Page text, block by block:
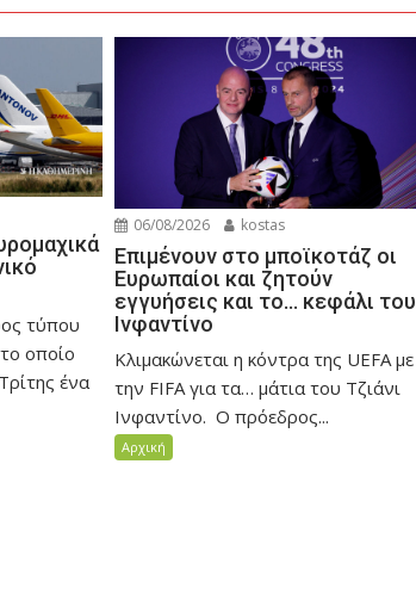
τύπου
οποίο
ένα
06/08/2026 kostas
Επιμένουν στο μποϊκοτάζ οι
Ευρωπαίοι και ζητούν
εγγυήσεις και το… κεφάλι του
Ινφαντίνο
Κλιμακώνεται η κόντρα της UEFA με
την FIFA για τα… μάτια του Τζιάνι
Ινφαντίνο. Ο πρόεδρος...
Αρχική